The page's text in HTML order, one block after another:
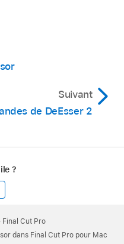
Suivant
de DeEsser 2
?
Final Cut Pro
dans Final Cut Pro pour Mac